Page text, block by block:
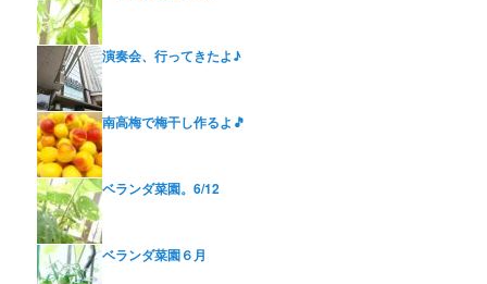
演奏会、行ってきたよ♪
南高梅で梅干し作るよ🎵
ベランダ菜園。6/12
ベランダ菜園６月